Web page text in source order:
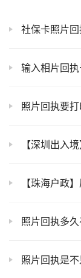
社保卡照片
输入相片回执
照片回执要
【深圳出入境】使用深
【珠海户政】居
照片回执多久
照片回执是不